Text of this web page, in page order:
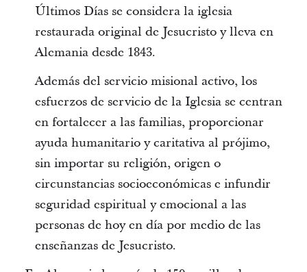
Últimos Días se considera la iglesia
restaurada original de Jesucristo y lleva en
Alemania desde 1843.
Además del servicio misional activo, los
esfuerzos de servicio de la Iglesia se centran
en fortalecer a las familias, proporcionar
ayuda humanitario y caritativa al prójimo,
sin importar su religión, origen o
circunstancias socioeconómicas e infundir
seguridad espiritual y emocional a las
personas de hoy en día por medio de las
enseñanzas de Jesucristo.